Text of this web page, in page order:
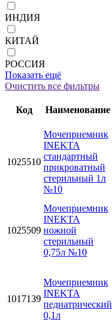
ИНДИЯ
КИТАЙ
РОССИЯ
Показать ещё
Очистить все фильтры
Код Наименование
1025510
Мочеприемник
INEKTA
стандартный
прикроватный
стерильный 1л
№10
1025509
Мочеприемник
INEKTA
ножной
стерильный
0,75л №10
1017139
Мочеприемник
INEKTA
педиатрический
0,1л